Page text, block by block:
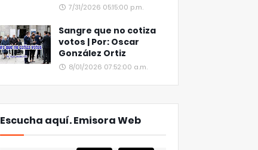
7/31/2026 05:15:00 p.m.
Sangre que no cotiza
votos | Por: Oscar
González Ortiz
8/01/2026 07:52:00 a.m.
Escucha aquí. Emisora Web